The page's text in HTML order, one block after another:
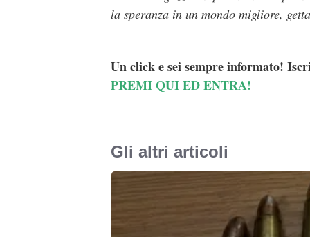
la speranza in un mondo migliore,
Un click e sei sempre informato!
PREMI QUI ED ENTRA!
Gli altri articoli